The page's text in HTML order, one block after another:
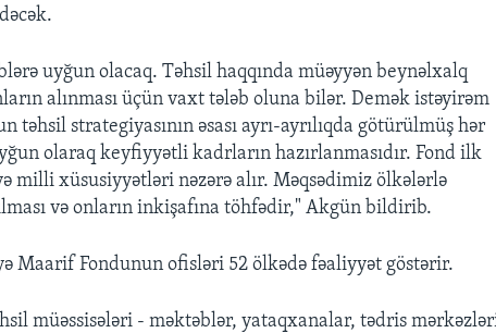
uyğun olacaq. Təhsil haqqında müəyyən beynəlxalq
alınması üçün vaxt tələb oluna bilər. Demək istəyirəm
strategiyasının əsası ayrı-ayrılıqda götürülmüş hər
olaraq keyfiyyətli kadrların hazırlanmasıdır. Fond ilk
milli xüsusiyyətləri nəzərə alır. Məqsədimiz ölkələrlə
və onların inkişafına töhfədir," Akgün bildirib.
Maarif Fondunun ofisləri 52 ölkədə fəaliyyət göstərir.
müəssisələri - məktəblər, yataqxanalar, tədris